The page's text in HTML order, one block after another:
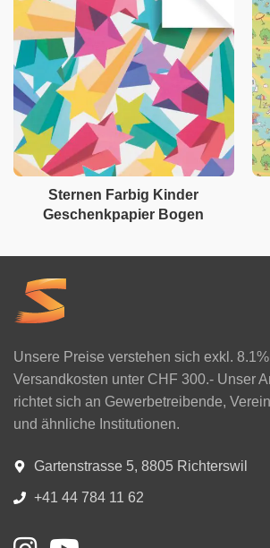
Sternen Farbig Kinder
Geschenkpapier Bogen
Unsere Preise verstehen sich exkl.
Versandkosten unter CHF 300.- Unser
richtet sich an Gewerbetreibende,
und ähnliche Institutionen.
Gartenstrasse 5, 8805 Richterswil
+41 44 784 11 62